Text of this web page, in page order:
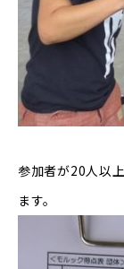
参加者が20人以
ます。